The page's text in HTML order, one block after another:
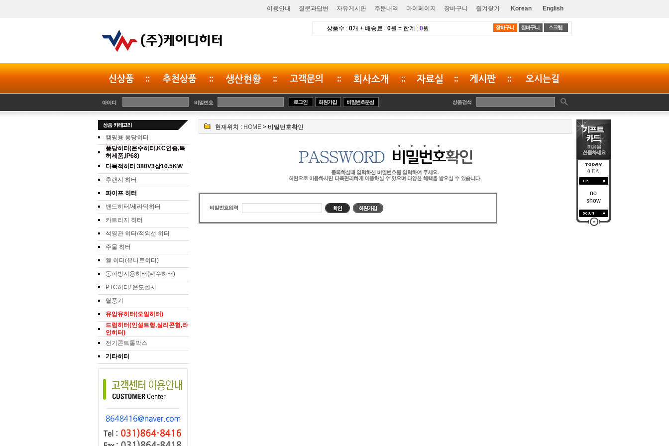
0 EA
no
show
이용안내 질문과답변 자유게시판 주문내역 마이페이지 장바구니 즐겨찾기 Korean English
캠핑용 퐁당히터
허제품,IP68)
다목적히터 380V3상10.5KW
후랜지 히터
파이프 히터
밴드히터/세라믹히터
카트리지 히터
석영관 히터/적외선 히터
주물 히터
휀 히터(유니트히터)
동파방지용히터(폐수히터)
PTC히터/ 온도센서
열풍기
유압유히터(오일히터)
인히터)
전기콘트롤박스
기타히터
현재위치 : HOME> 비밀번호확인